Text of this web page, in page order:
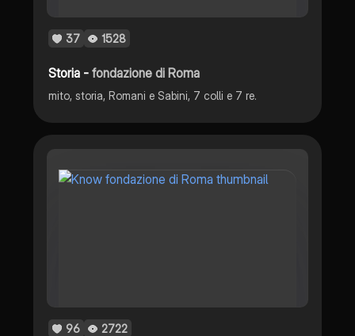
37 1528
Storia -fondazione di Roma
mito, storia, Romani e Sabini, 7 colli e 7 re.
96 2722